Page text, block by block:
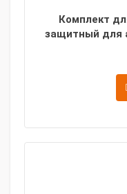
Комплект
защитный для